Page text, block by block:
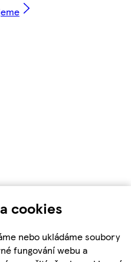
cookies
nebo ukládáme soubory
fungování webu a